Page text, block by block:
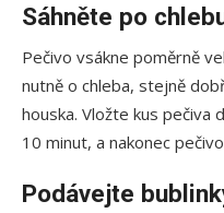
Sáhněte po
Pečivo vsákne poměrně
nutně o chleba, stejně
houska. Vložte kus pečiva
10 minut, a nakonec
Podávejte